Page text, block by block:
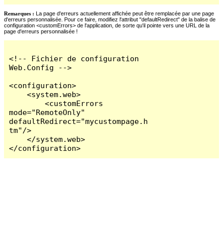
Remarques : La page d'erreurs actuellement affichée peut être remplacée par une page
d'erreurs personnalisée. Pour ce faire, modifiez l'attribut "defaultRedirect" de la balise de
configuration <customErrors> de l'application, de sorte qu'il pointe vers une URL de la
page d'erreurs personnalisée !
<!-- Fichier de configuration
Web.Config -->
<configuration>
    <system.web>
        <customErrors
mode="RemoteOnly"
defaultRedirect="mycustompage.h
tm"/>
    </system.web>
</configuration>